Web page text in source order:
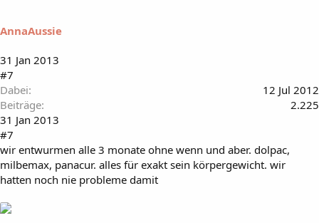
AnnaAussie
31 Jan 2013
#7
Dabei
12 Jul 2012
Beiträge
2.225
31 Jan 2013
#7
wir entwurmen alle 3 monate ohne wenn und aber. dolpac,
milbemax, panacur. alles für exakt sein körpergewicht. wir
hatten noch nie probleme damit